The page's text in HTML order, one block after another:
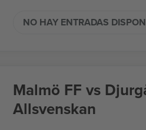
NO HAY ENTRADAS
Malmö FF vs
Allsvenskan